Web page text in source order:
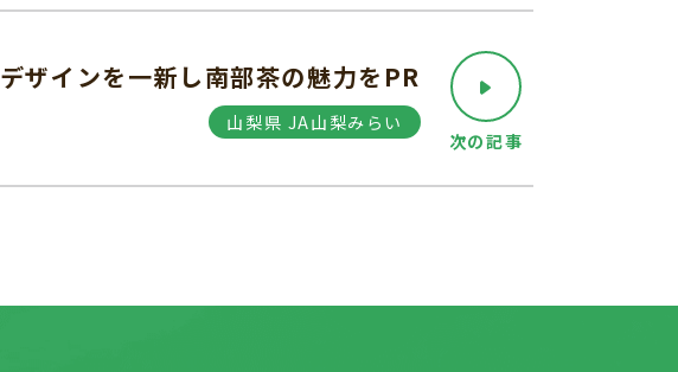
デザインを一新し南部茶の魅力をPR
山梨県 JA山梨みらい
次の記事